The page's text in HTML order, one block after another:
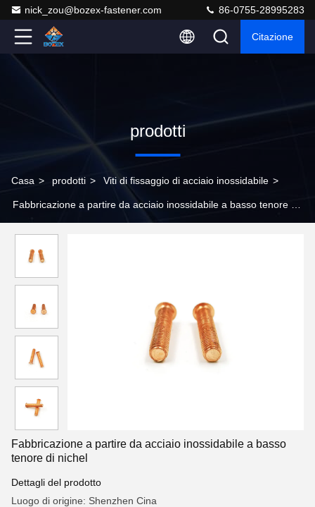
nick_zou@bozex-fastener.com 86-0755-28995283
Citazione
prodotti
Casa > prodotti > Viti di fissaggio di acciaio inossidabile >
Fabbricazione a partire da acciaio inossidabile a basso tenore di
Fabbricazione a partire da acciaio inossidabile a basso
tenore di nichel
Dettagli del prodotto
Luogo di origine: Shenzhen Cina